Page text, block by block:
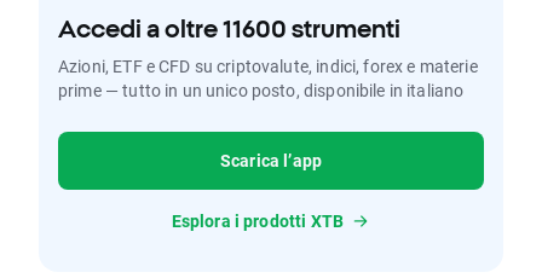
Accedi a oltre 11600 strumenti
Azioni, ETF e CFD su criptovalute, indici, forex e materie
prime — tutto in un unico posto, disponibile in italiano
Scarica l’app
Esplora i prodotti XTB